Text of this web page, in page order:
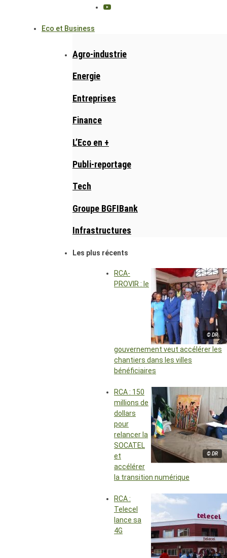
Eco et Business
Agro-industrie
Energie
Entreprises
Finance
L’Eco en +
Publi-reportage
Tech
Groupe BGFIBank
Infrastructures
Les plus récents
© DR
RCA-
PROVIR : le
gouvernement veut accélérer les
chantiers dans les villes
bénéficiaires
© DR
RCA : 150
millions de
dollars
pour
relancer la
SOCATEL
et
accélérer
la transition numérique
RCA :
Telecel
lance sa
4G